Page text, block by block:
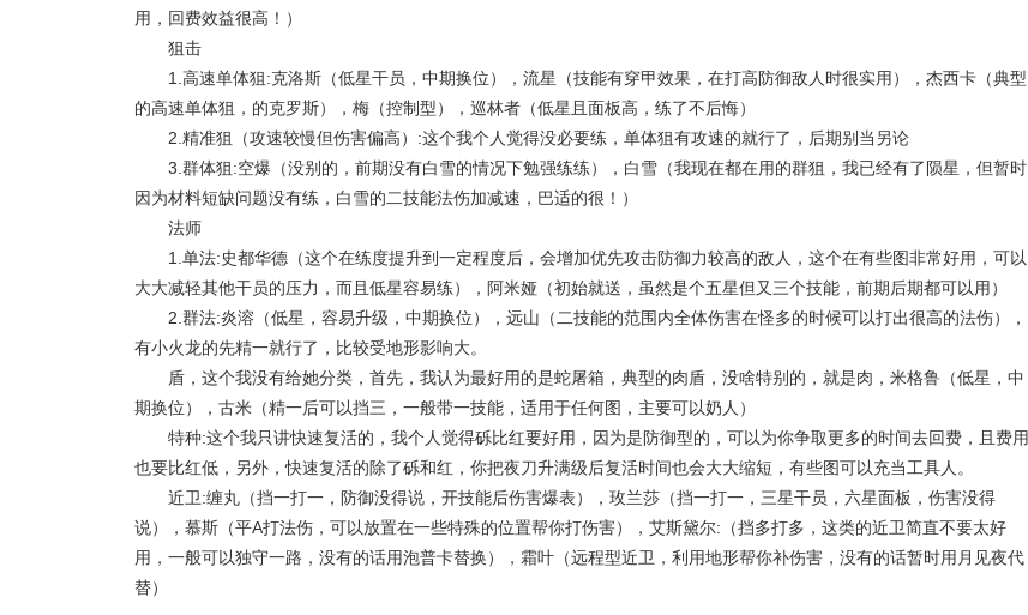
用，回费效益很高！）
狙击
1.高速单体狙:克洛斯（低星干员，中期换位），流星（技能有穿甲效果，在打高防御敌人时很实用），杰西卡（典型
的高速单体狙，的克罗斯），梅（控制型），巡林者（低星且面板高，练了不后悔）
2.精准狙（攻速较慢但伤害偏高）:这个我个人觉得没必要练，单体狙有攻速的就行了，后期别当另论
3.群体狙:空爆（没别的，前期没有白雪的情况下勉强练练），白雪（我现在都在用的群狙，我已经有了陨星，但暂时
因为材料短缺问题没有练，白雪的二技能法伤加减速，巴适的很！）
法师
1.单法:史都华德（这个在练度提升到一定程度后，会增加优先攻击防御力较高的敌人，这个在有些图非常好用，可以
大大减轻其他干员的压力，而且低星容易练），阿米娅（初始就送，虽然是个五星但又三个技能，前期后期都可以用）
2.群法:炎溶（低星，容易升级，中期换位），远山（二技能的范围内全体伤害在怪多的时候可以打出很高的法伤），
有小火龙的先精一就行了，比较受地形影响大。
盾，这个我没有给她分类，首先，我认为最好用的是蛇屠箱，典型的肉盾，没啥特别的，就是肉，米格鲁（低星，中
期换位），古米（精一后可以挡三，一般带一技能，适用于任何图，主要可以奶人）
特种:这个我只讲快速复活的，我个人觉得砾比红要好用，因为是防御型的，可以为你争取更多的时间去回费，且费用
也要比红低，另外，快速复活的除了砾和红，你把夜刀升满级后复活时间也会大大缩短，有些图可以充当工具人。
近卫:缠丸（挡一打一，防御没得说，开技能后伤害爆表），玫兰莎（挡一打一，三星干员，六星面板，伤害没得
说），慕斯（平A打法伤，可以放置在一些特殊的位置帮你打伤害），艾斯黛尔:（挡多打多，这类的近卫简直不要太好
用，一般可以独守一路，没有的话用泡普卡替换），霜叶（远程型近卫，利用地形帮你补伤害，没有的话暂时用月见夜代
替）